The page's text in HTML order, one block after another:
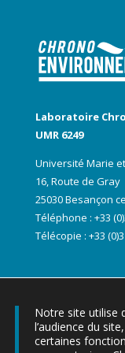
Laboratoire
UMR 6249
Université Marie
16, Route de Gray
25030 Besançon
Téléphone : +33
Télécopie : +33
Notre site utilise
l’audience du
certaines